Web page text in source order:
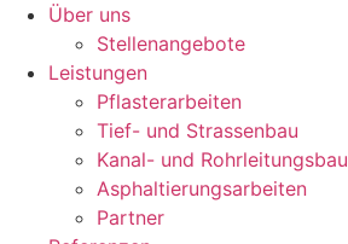
Über uns
Stellenangebote
Leistungen
Pflasterarbeiten
Tief- und Strassenbau
Kanal- und Rohrleitungsbau
Asphaltierungsarbeiten
Partner